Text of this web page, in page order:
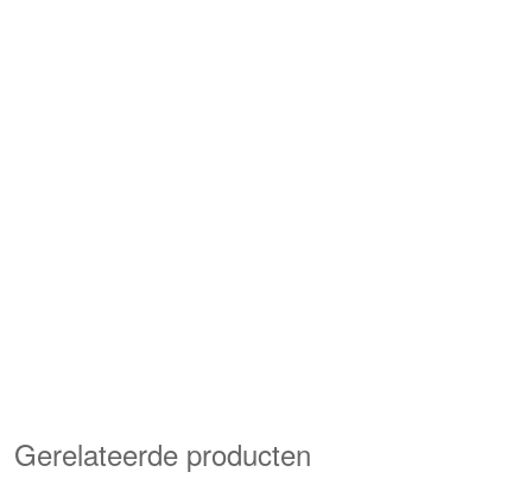
Gerelateerde producten